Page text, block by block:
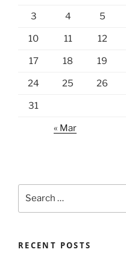
3 4 5
10 11 12
17 18 19
24 25 26
31
« Mar
RECENT POSTS